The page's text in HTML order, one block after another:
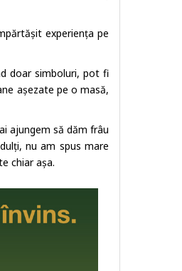
experiența pe
doar simboluri, pot fi
așezate pe o masă,
ajungem să dăm frâu
nu am spus mare
chiar așa.